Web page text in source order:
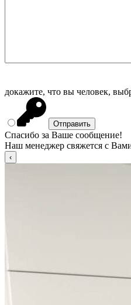
докажите, что вы человек,
Спасибо за Ваше сообщение!
Наш менеджер свяжется с